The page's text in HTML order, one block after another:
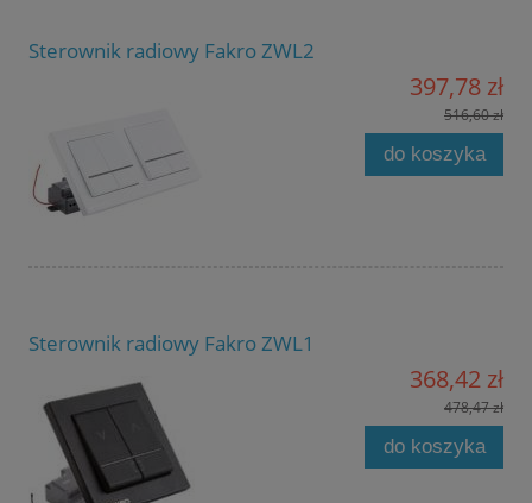
Sterownik radiowy Fakro ZWL2
397,78 zł
516,60 zł
do koszyka
Sterownik radiowy Fakro ZWL1
368,42 zł
478,47 zł
do koszyka